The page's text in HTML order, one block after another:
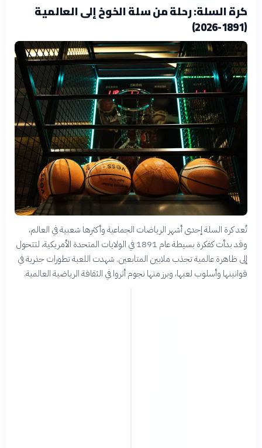
كرة السلة: رحلة من سلة الخوخ إلى العالمية
(1891-2026)
تُعد كرة السلة إحدى أشهر الرياضات الجماعية وأكثرها شعبية في العالم،
وقد بدأت كفكرة بسيطة عام 1891 في الولايات المتحدة الأمريكية، لتتحول
إلى ظاهرة عالمية تجذب ملايين المتابعين. شهدت اللعبة تطورات جذرية في
قوانينها وأسلوب لعبها، وبرز منها نجوم أثروا في الثقافة الرياضية العالمية.